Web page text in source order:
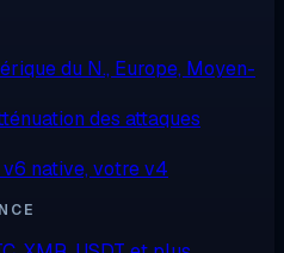
du N., Europe, Moyen-
des attaques
v6 native, votre v4